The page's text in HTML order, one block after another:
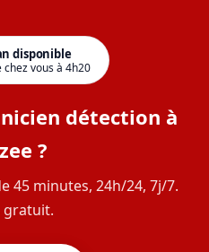
disponible
chez vous à 4h20
détection à
?
45 minutes, 24h/24, 7j/7.
gratuit.